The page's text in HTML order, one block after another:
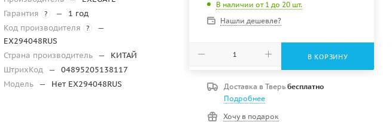
Гарантия
? —
1 год
Код производителя
?
—
EX294048RUS
Страна производитель —
КИТАЙ
ШтрихКод —
04895205138117
Модель — Нет EX294048RUS
В наличии от 1 до 20 шт.
Нашли дешевле?
В КОРЗИНУ
Доставка в Тверь бесплатно
Подробнее
Хочу в подарок